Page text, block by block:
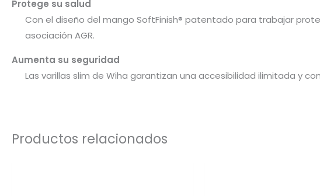
Protege su salud
Con el diseño del mango SoftFinish® patentado para trabajar
asociación AGR.
Aumenta su seguridad
Las varillas slim de Wiha garantizan una accesibilidad ilimitada y
Productos relacionados